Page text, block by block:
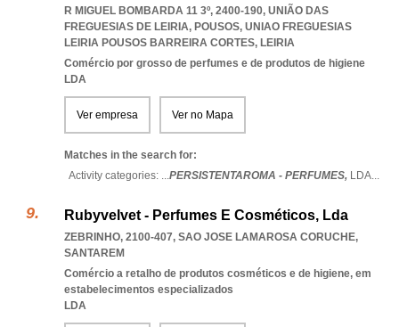
R MIGUEL BOMBARDA 11 3º, 2400-190, UNIÃO DAS
FREGUESIAS DE LEIRIA, POUSOS, UNIAO FREGUESIAS
LEIRIA POUSOS BARREIRA CORTES, LEIRIA
Comércio por grosso de perfumes e de produtos de higiene
LDA
Ver empresa Ver no Mapa
Matches in the search for:
Activity categories: ...PERSISTENTAROMA - PERFUMES, LDA...
Rubyvelvet - Perfumes E Cosméticos, Lda
ZEBRINHO, 2100-407, SAO JOSE LAMAROSA CORUCHE,
SANTAREM
Comércio a retalho de produtos cosméticos e de higiene, em
estabelecimentos especializados
LDA